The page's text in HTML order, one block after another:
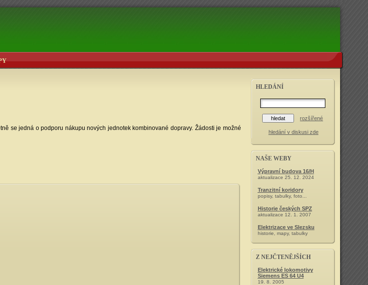
HLEDÁNÍ
rozšířené
hledání v diskusi zde
NAŠE WEBY
Výpravní budova 16/H
aktualizace 25. 12. 2024
Tranzitní koridory
popisy, tabulky, foto...
Historie českých SPZ
aktualizace 12. 1. 2007
Elektrizace ve Slezsku
historie, mapy, tabulky
Z NEJČTENĚJŠÍCH
Elektrické lokomotivy
Siemens ES 64 U4
19. 8. 2005
se jedná o podporu nákupu nových jednotek kombinované dopravy. Žádosti je možné